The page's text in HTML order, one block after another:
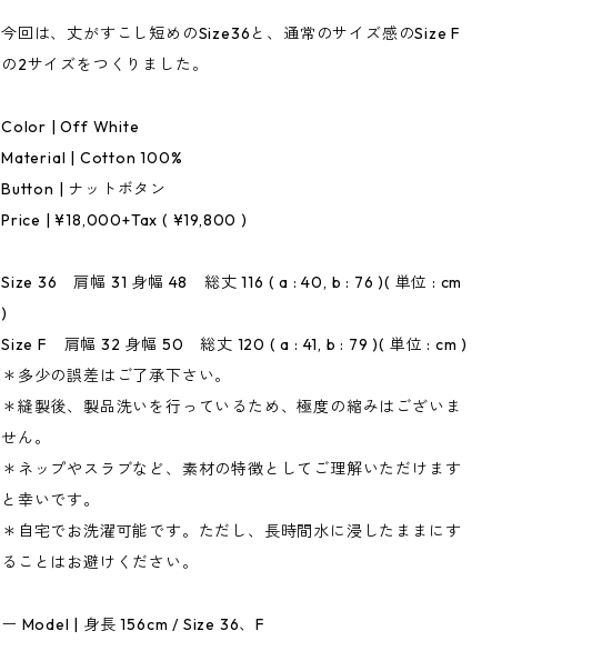
今回は、丈がすこし短めのSize36と、通常のサイズ感のSize F
の2サイズをつくりました。
Color | Off White
Material | Cotton 100%
Button | ナットボタン
Price | ¥18,000+Tax ( ¥19,800 )
Size 36 肩幅 31 身幅 48 総丈 116 ( a : 40, b : 76 )( 単位 : cm
)
Size F 肩幅 32 身幅 50 総丈 120 ( a : 41, b : 79 )( 単位 : cm )
＊多少の誤差はご了承下さい。
＊縫製後、製品洗いを行っているため、極度の縮みはございま
せん。
＊ネップやスラブなど、素材の特徴としてご理解いただけます
と幸いです。
＊自宅でお洗濯可能です。ただし、長時間水に浸したままにす
ることはお避けください。
ー Model | 身長 156cm / Size 36、F